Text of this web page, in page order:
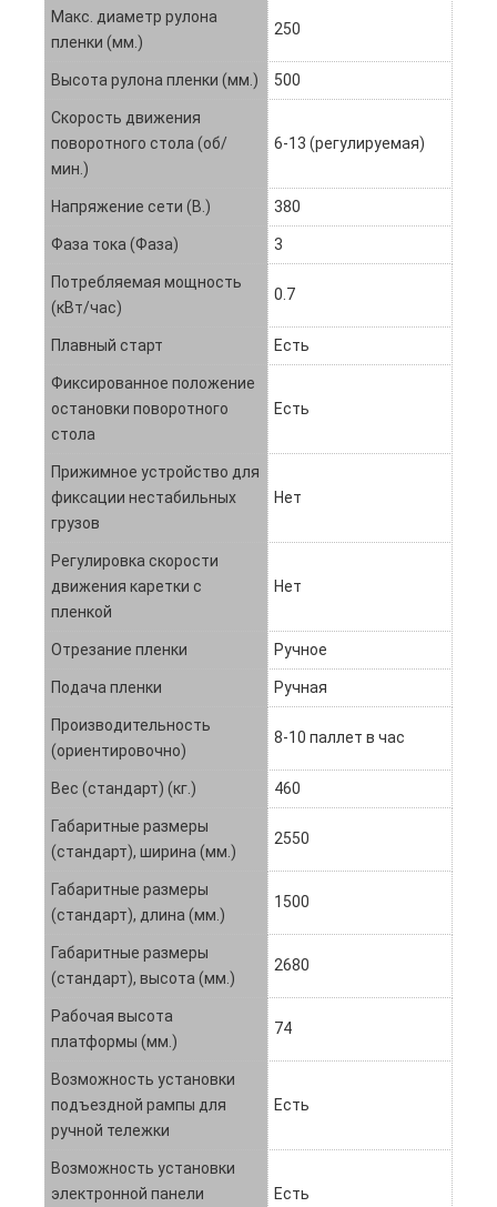
Макс. диаметр рулона
пленки (мм.)
250
Высота рулона пленки (мм.) 500
Скорость движения
поворотного стола (об/
мин.)
6-13 (регулируемая)
Напряжение сети (В.) 380
Фаза тока (Фаза) 3
Потребляемая мощность
(кВт/час)
0.7
Плавный старт Есть
Фиксированное положение
остановки поворотного
стола
Есть
Прижимное устройство для
фиксации нестабильных
грузов
Нет
Регулировка скорости
движения каретки с
пленкой
Нет
Отрезание пленки Ручное
Подача пленки Ручная
Производительность
(ориентировочно)
8-10 паллет в час
Вес (стандарт) (кг.) 460
Габаритные размеры
(стандарт), ширина (мм.)
2550
Габаритные размеры
(стандарт), длина (мм.)
1500
Габаритные размеры
(стандарт), высота (мм.)
2680
Рабочая высота
платформы (мм.)
74
Возможность установки
подъездной рампы для
ручной тележки
Есть
Возможность установки
электронной панели
Есть